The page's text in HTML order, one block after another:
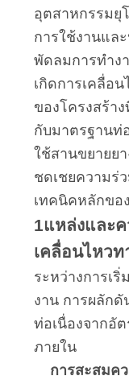
ข่าว
ขอ
ใบ
เสนอ
ราคา
แผนผัง
เว็บไซต์
นโยบาย
อุตสาหกรรมยุ
การใช้งานแล
พัดลมการทําง
เกิดการเคลื่อ
ของโครงสร้า
กับมาตรฐานท่
ใช้สานขยายย
ชดเชยความร่
เทคนิคหลักขอ
1แหล่งและค
เคลื่อนไหวท
ระหว่างการเ
งาน การผลัก
ท่อเนื่องจากอั
ภายใน
การสะสมค